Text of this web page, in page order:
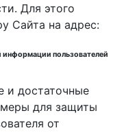
Для этого
Сайта на адрес:
пользователей
и достаточные
меры для защиты
от